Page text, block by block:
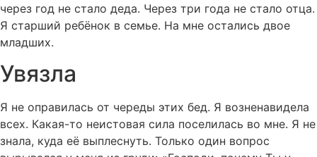
через год не стало деда. Через три года не стало отца.
Я старший ребёнок в семье. На мне остались двое
младших.
Увязла
Я не оправилась от череды этих бед. Я возненавидела
всех. Какая-то неистовая сила поселилась во мне. Я не
знала, куда её выплеснуть. Только один вопрос